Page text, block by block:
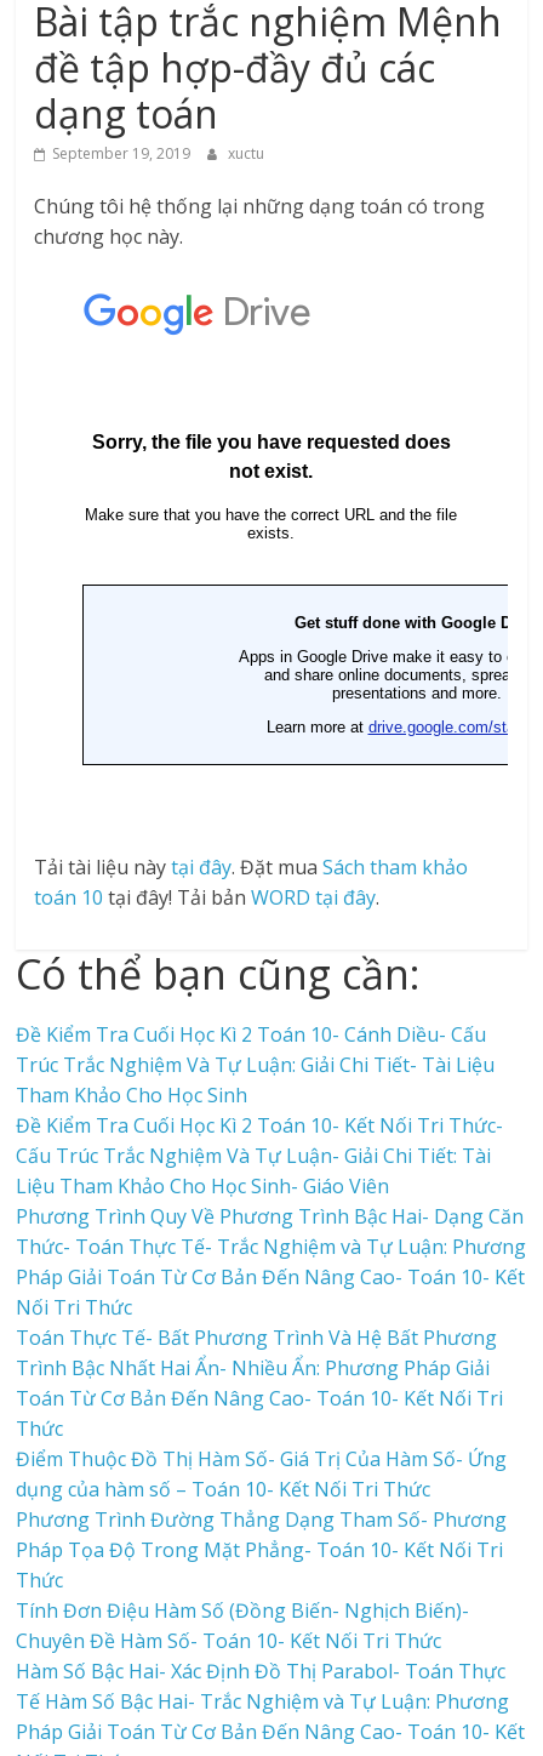
Bài tập trắc nghiệm Mệnh
đề tập hợp-đầy đủ các
dạng toán
September 19, 2019 xuctu
Chúng tôi hệ thống lại những dạng toán có trong
chương học này.
Tải tài liệu nàytại đây. Đặt muaSách tham khảo
toán 10 tại đây! Tải bảnWORD tại đây.
Có thể bạn cũng cần:
Đề Kiểm Tra Cuối Học Kì 2 Toán 10- Cánh Diều- Cấu
Trúc Trắc Nghiệm Và Tự Luận: Giải Chi Tiết- Tài Liệu
Tham Khảo Cho Học Sinh
Đề Kiểm Tra Cuối Học Kì 2 Toán 10- Kết Nối Tri Thức-
Cấu Trúc Trắc Nghiệm Và Tự Luận- Giải Chi Tiết: Tài
Liệu Tham Khảo Cho Học Sinh- Giáo Viên
Phương Trình Quy Về Phương Trình Bậc Hai- Dạng Căn
Thức- Toán Thực Tế- Trắc Nghiệm và Tự Luận: Phương
Pháp Giải Toán Từ Cơ Bản Đến Nâng Cao- Toán 10- Kết
Nối Tri Thức
Toán Thực Tế- Bất Phương Trình Và Hệ Bất Phương
Trình Bậc Nhất Hai Ẩn- Nhiều Ẩn: Phương Pháp Giải
Toán Từ Cơ Bản Đến Nâng Cao- Toán 10- Kết Nối Tri
Thức
Điểm Thuộc Đồ Thị Hàm Số- Giá Trị Của Hàm Số- Ứng
dụng của hàm số – Toán 10- Kết Nối Tri Thức
Phương Trình Đường Thẳng Dạng Tham Số- Phương
Pháp Tọa Độ Trong Mặt Phẳng- Toán 10- Kết Nối Tri
Thức
Tính Đơn Điệu Hàm Số (Đồng Biến- Nghịch Biến)-
Chuyên Đề Hàm Số- Toán 10- Kết Nối Tri Thức
Hàm Số Bậc Hai- Xác Định Đồ Thị Parabol- Toán Thực
Tế Hàm Số Bậc Hai- Trắc Nghiệm và Tự Luận: Phương
Pháp Giải Toán Từ Cơ Bản Đến Nâng Cao- Toán 10- Kết